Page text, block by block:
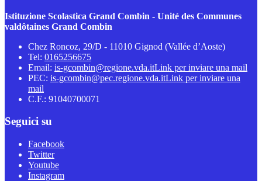
Istituzione Scolastica Grand Combin - Unité des Communes
valdôtaines Grand Combin
Chez Roncoz, 29/D - 11010 Gignod (Vallée d’Aoste)
Tel: 0165256675
Email: is-gcombin@regione.vda.itLink per inviare una mail
PEC: is-gcombin@pec.regione.vda.itLink per inviare una
mail
C.F.: 91040700071
Seguici su
Facebook
Twitter
Youtube
Instagram